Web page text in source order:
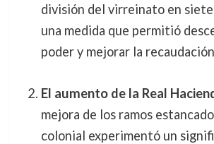
división del virreinato en
una medida que permitió
poder y mejorar la
El aumento de la Real
mejora de los ramos
colonial experimentó un